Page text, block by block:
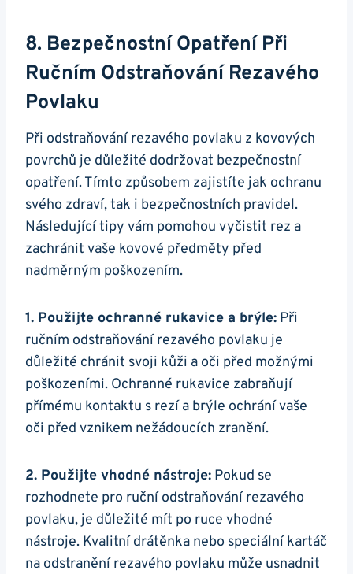
8. Bezpečnostní Opatření Při
Ručním Odstraňování Rezavého
Povlaku
Při odstraňování rezavého povlaku z kovových
povrchů je důležité dodržovat bezpečnostní
opatření. Tímto způsobem zajistíte jak ochranu
svého zdraví, tak i bezpečnostních pravidel.
Následující tipy vám pomohou vyčistit rez a
zachránit vaše kovové předměty před
nadměrným poškozením.
1. Použijte ochranné rukavice a brýle: Při
ručním odstraňování rezavého povlaku je
důležité chránit svoji kůži a oči před možnými
poškozeními. Ochranné rukavice zabraňují
přímému kontaktu s rezí a brýle ochrání vaše
oči před vznikem nežádoucích zranění.
2. Použijte vhodné nástroje: Pokud se
rozhodnete pro ruční odstraňování rezavého
povlaku, je důležité mít po ruce vhodné
nástroje. Kvalitní drátěnka nebo speciální kartáč
na odstranění rezavého povlaku může usnadnit